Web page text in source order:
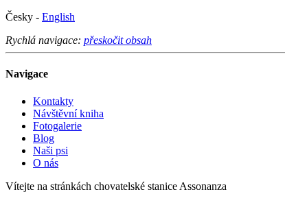
Česky - English
Rychlá navigace: přeskočit obsah
Navigace
Kontakty
Návštěvní kniha
Fotogalerie
Blog
Naši psi
O nás
Vítejte na stránkách chovatelské stanice Assonanza